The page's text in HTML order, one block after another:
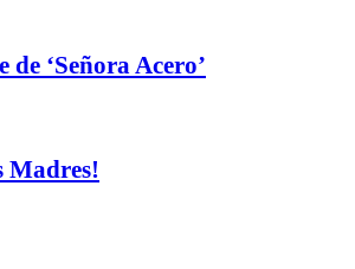
de ‘Señora Acero’
Madres!